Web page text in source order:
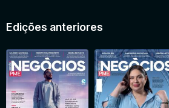
Edições anteriores